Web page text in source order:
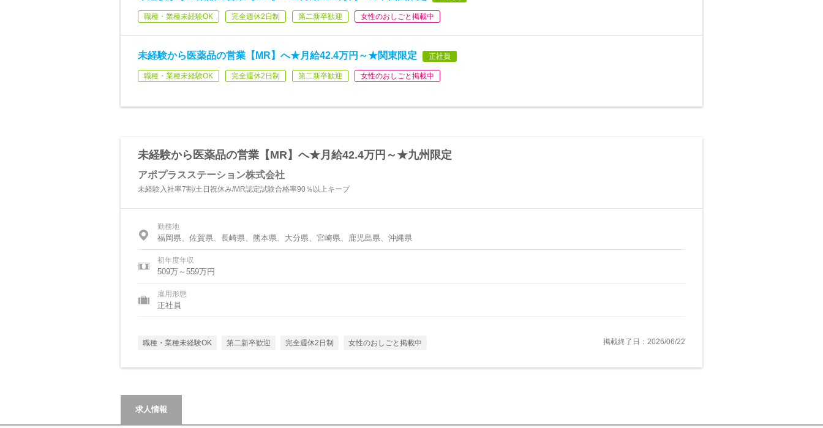
職種・業種未経験OK 完全週休2日制 第二新卒歓迎 女性のおしごと掲載中
未経験から医薬品の営業【MR】へ★月給42.4万円～★関東限定 正社員
職種・業種未経験OK 完全週休2日制 第二新卒歓迎 女性のおしごと掲載中
未経験から医薬品の営業【MR】へ★月給42.4万円～★九州限定
アポプラスステーション株式会社
未経験入社率7割/土日祝休み/MR認定試験合格率90％以上キープ
勤務地
福岡県、佐賀県、長崎県、熊本県、大分県、宮崎県、鹿児島県、沖縄県
初年度年収
509万～559万円
雇用形態
正社員
職種・業種未経験OK 第二新卒歓迎 完全週休2日制 女性のおしごと掲載中 掲載終了日：2026/06/22
求人情報